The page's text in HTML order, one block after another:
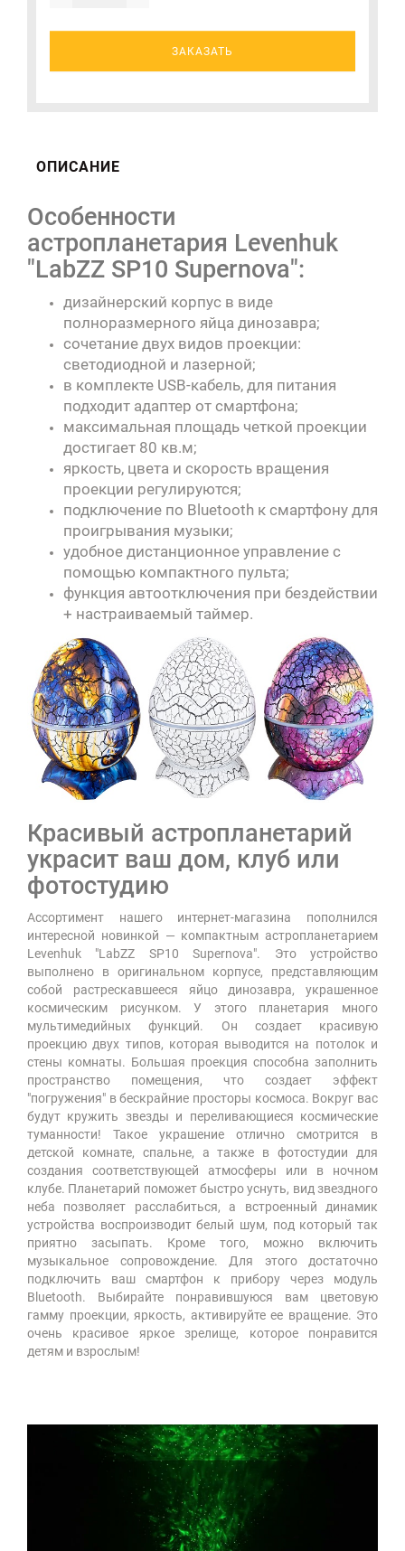
ЗАКАЗАТЬ
ОПИСАНИЕ
Особенности
астропланетария Levenhuk
"LabZZ SP10 Supernova":
дизайнерский корпус в виде
полноразмерного яйца динозавра;
сочетание двух видов проекции:
светодиодной и лазерной;
в комплекте USB-кабель, для питания
подходит адаптер от смартфона;
максимальная площадь четкой проекции
достигает 80 кв.м;
яркость, цвета и скорость вращения
проекции регулируются;
подключение по Bluetooth к смартфону для
проигрывания музыки;
удобное дистанционное управление с
помощью компактного пульта;
функция автоотключения при бездействии
+ настраиваемый таймер.
Красивый астропланетарий
украсит ваш дом, клуб или
фотостудию
Ассортимент нашего интернет-магазина пополнился
интересной новинкой — компактным астропланетарием
Levenhuk "LabZZ SP10 Supernova". Это устройство
выполнено в оригинальном корпусе, представляющим
собой растрескавшееся яйцо динозавра, украшенное
космическим рисунком. У этого планетария много
мультимедийных функций. Он создает красивую
проекцию двух типов, которая выводится на потолок и
стены комнаты. Большая проекция способна заполнить
пространство помещения, что создает эффект
"погружения" в бескрайние просторы космоса. Вокруг вас
будут кружить звезды и переливающиеся космические
туманности! Такое украшение отлично смотрится в
детской комнате, спальне, а также в фотостудии для
создания соответствующей атмосферы или в ночном
клубе. Планетарий поможет быстро уснуть, вид звездного
неба позволяет расслабиться, а встроенный динамик
устройства воспроизводит белый шум, под который так
приятно засыпать. Кроме того, можно включить
музыкальное сопровождение. Для этого достаточно
подключить ваш смартфон к прибору через модуль
Bluetooth. Выбирайте понравившуюся вам цветовую
гамму проекции, яркость, активируйте ее вращение. Это
очень красивое яркое зрелище, которое понравится
детям и взрослым!